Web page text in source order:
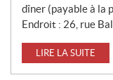
dîner (payable à la
Endroit : 26, rue
LIRE LA SUITE